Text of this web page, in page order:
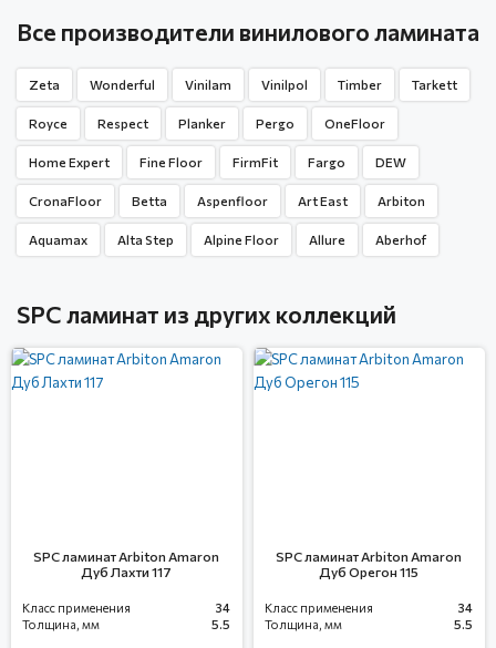
Все производители винилового ламината
Zeta Wonderful Vinilam Vinilpol Timber Tarkett
Royce Respect Planker Pergo OneFloor
Home Expert Fine Floor FirmFit Fargo DEW
CronaFloor Betta Aspenfloor Art East Arbiton
Aquamax Alta Step Alpine Floor Allure Aberhof
SPC ламинат из других коллекций
SPC ламинат Arbiton Amaron
Дуб Лахти 117
Класс применения
34
Толщина, мм
5.5
SPC ламинат Arbiton Amaron
Дуб Орегон 115
Класс применения
34
Толщина, мм
5.5